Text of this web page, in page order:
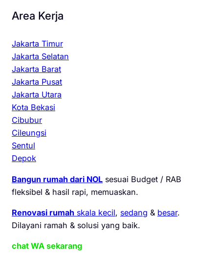
Area Kerja
Jakarta Timur
Jakarta Selatan
Jakarta Barat
Jakarta Pusat
Jakarta Utara
Kota Bekasi
Cibubur
Cileungsi
Sentul
Depok
Bangun rumah dari NOL sesuai Budget / RAB
fleksibel & hasil rapi, memuaskan.
Renovasi rumah skala kecil, sedang & besar.
Dilayani ramah & solusi yang baik.
chat WA sekarang